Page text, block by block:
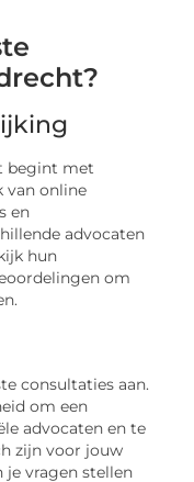
begint met
van online
en
advocaten
hun
om
consultaties aan.
om een
advocaten en te
zijn voor jouw
je vragen stellen